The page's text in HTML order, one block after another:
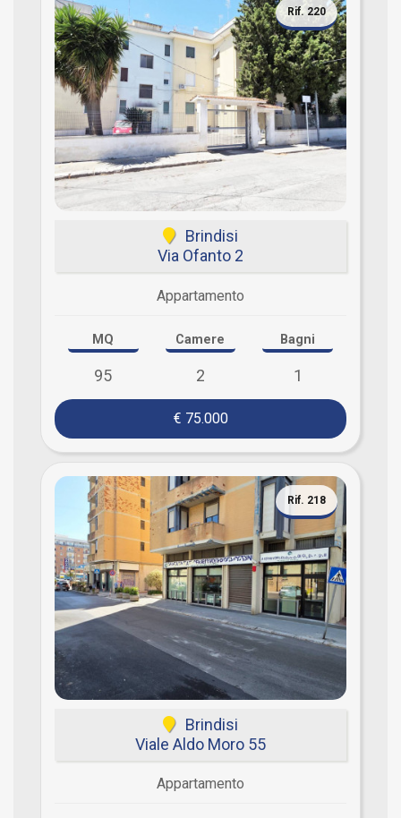
Rif. 220
Brindisi
Via Ofanto 2
Appartamento
MQ
95
Camere
2
Bagni
1
€ 75.000
Rif. 218
Brindisi
Viale Aldo Moro 55
Appartamento